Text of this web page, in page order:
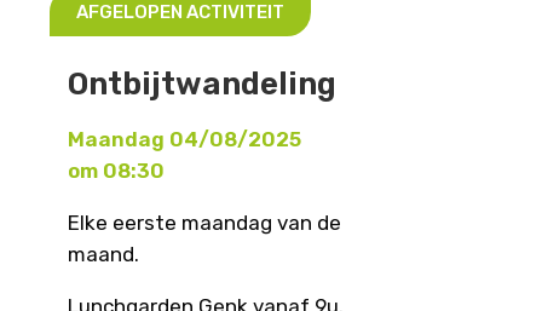
AFGELOPEN ACTIVITEIT
Ontbijtwandeling
Maandag 04/08/2025
om 08:30
Elke eerste maandag van de
maand.
Lunchgarden Genk vanaf 9u.